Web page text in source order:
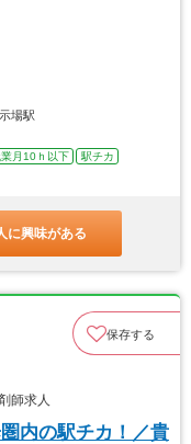
場駅
月10ｈ以下
駅チカ
に興味がある
保存する
師求人
内の駅チカ！／貴